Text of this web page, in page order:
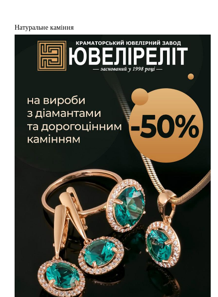
Натуральне каміння